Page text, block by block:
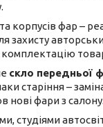
корпусів фар –
захисту
скло передньої
старіння –
нові фари з салону.
студіями